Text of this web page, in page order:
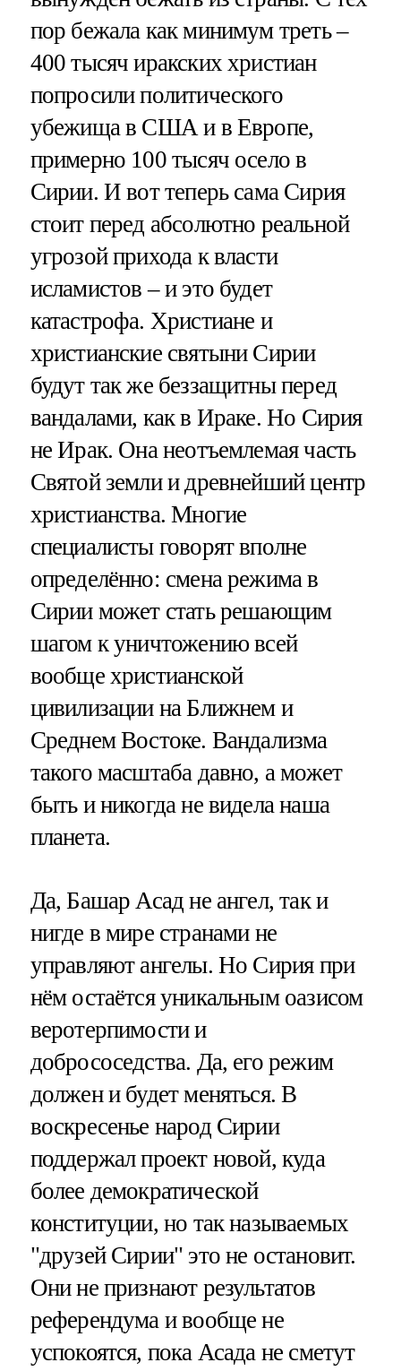
пор бежала как минимум треть –
400 тысяч иракских христиан
попросили политического
убежища в США и в Европе,
примерно 100 тысяч осело в
Сирии. И вот теперь сама Сирия
стоит перед абсолютно реальной
угрозой прихода к власти
исламистов – и это будет
катастрофа. Христиане и
христианские святыни Сирии
будут так же беззащитны перед
вандалами, как в Ираке. Но Сирия
не Ирак. Она неотъемлемая часть
Святой земли и древнейший центр
христианства. Многие
специалисты говорят вполне
определённо: смена режима в
Сирии может стать решающим
шагом к уничтожению всей
вообще христианской
цивилизации на Ближнем и
Среднем Востоке. Вандализма
такого масштаба давно, а может
быть и никогда не видела наша
планета.
Да, Башар Асад не ангел, так и
нигде в мире странами не
управляют ангелы. Но Сирия при
нём остаётся уникальным оазисом
веротерпимости и
добрососедства. Да, его режим
должен и будет меняться. В
воскресенье народ Сирии
поддержал проект новой, куда
более демократической
конституции, но так называемых
"друзей Сирии" это не остановит.
Они не признают результатов
референдума и вообще не
успокоятся, пока Асада не сметут